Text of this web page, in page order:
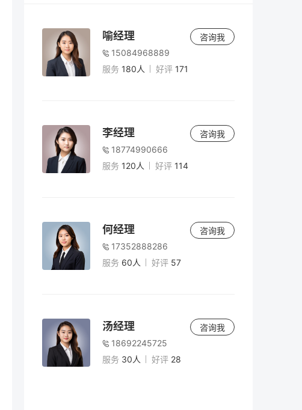
喻经理
15084968889
服务 180人 好评 171
咨询我
李经理
18774990666
服务 120人 好评 114
咨询我
何经理
17352888286
服务 60人 好评 57
咨询我
汤经理
18692245725
服务 30人 好评 28
咨询我
根据《财政部税务总局关于继续实施银行业
金融机构、金融资产管理公司不良债权以物
抵债有关税收政策的公告》（2023 年第35
号）第三条和第七条的规定，银行业金融机
期间接收并发生纳税义务的不动产，还是指
在该期间内办理不动产登记过户手续的抵债
不动产？
会计
3小时前
农产品批发市场内的摊位因商户更替而出现
会计
3小时前
出租人与承租人原签订房产租赁合同，合同
到期后双方未续签，承租人未腾退房产并持
我于2018年2月购车并缴纳了车船税，2018
年12月续保时再次缴纳车船税（当时保险公
司人员表示可以提前缴纳）。随后，每年12
月续保时都缴纳车船税，依此类推。我原本
会计